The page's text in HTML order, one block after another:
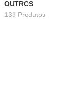
OUTROS
133 Produtos